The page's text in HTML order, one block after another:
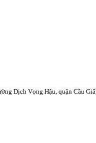
Dịch Vọng Hậu, quận Cầu